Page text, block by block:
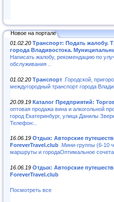
Новое на портале
01.02.20 Транспорт: Подать жалобу.
города Владивостока.
Написать жалобу, рекомендацию по
обслуживания ..
01.02.20 Транспорт .Городской,
междугородный транспорт города
20.09.19 Каталог Предприятий:
оптовая продажа вина и алкогольной
город Екатеринбург, улица Данилы
Телефон:..
16.06.19 Отдых: Авторские
ForeverTravel.club .Мини-группы (6-10
маршруты и городаОптимальное
16.06.19 Отдых: Авторские
ForeverTravel.club
Посмотреть все